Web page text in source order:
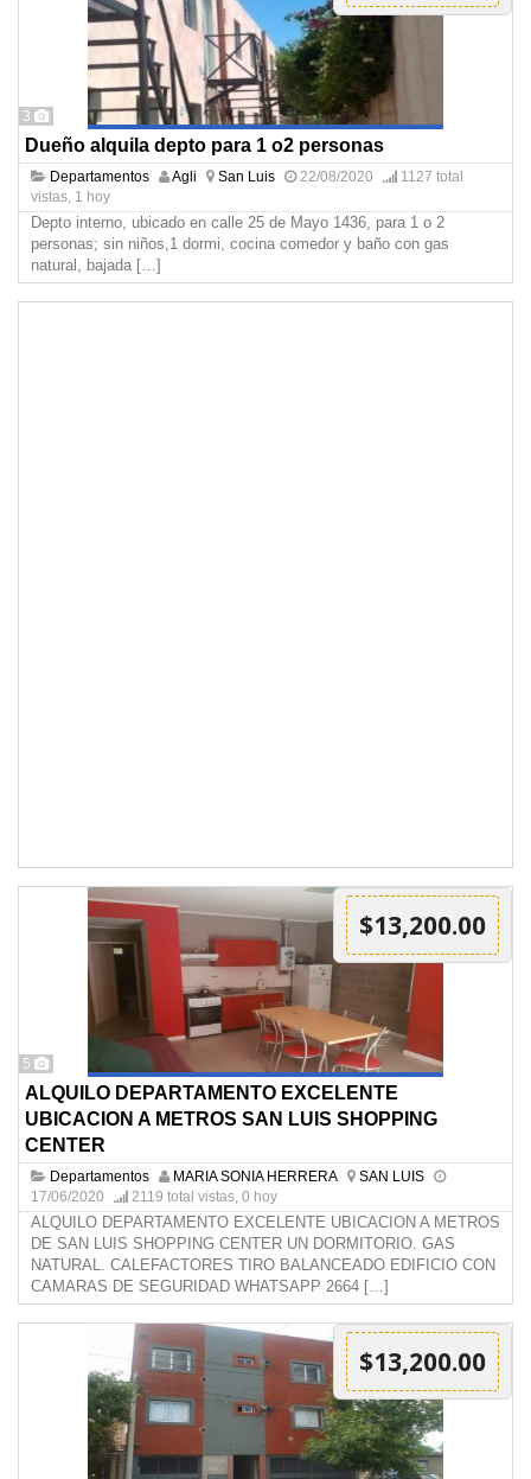
3
Dueño alquila depto para 1 o2 personas
Departamentos Agli San Luis 22/08/2020
1127 total
vistas, 1 hoy
Depto interno, ubicado en calle 25 de Mayo 1436, para 1 o 2
personas; sin niños,1 dormi, cocina comedor y baño con gas
natural, bajada […]
5
$13,200.00
ALQUILO DEPARTAMENTO EXCELENTE
UBICACION A METROS SAN LUIS SHOPPING
CENTER
Departamentos MARIA SONIA HERRERA
SAN LUIS
17/06/2020
2119 total vistas, 0 hoy
ALQUILO DEPARTAMENTO EXCELENTE UBICACION A METROS
DE SAN LUIS SHOPPING CENTER UN DORMITORIO. GAS
NATURAL. CALEFACTORES TIRO BALANCEADO EDIFICIO CON
CAMARAS DE SEGURIDAD WHATSAPP 2664 […]
$13,200.00